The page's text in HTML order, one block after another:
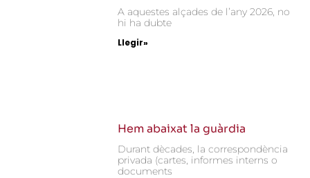
A aquestes alçades de l’any 2026, no
hi ha dubte
Llegir»
Hem abaixat la guàrdia
Durant dècades, la correspondència
privada (cartes, informes interns o
documents